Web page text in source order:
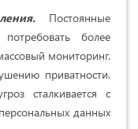
Постоянные
более
мониторинг.
приватности.
сталкивается с
данных